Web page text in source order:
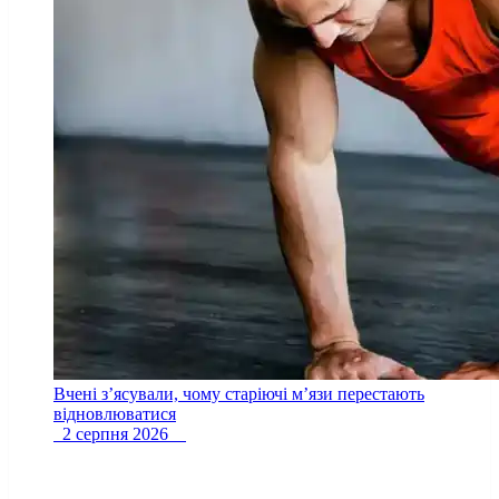
Вчені з’ясували, чому старіючі м’язи перестають
відновлюватися
2 серпня 2026